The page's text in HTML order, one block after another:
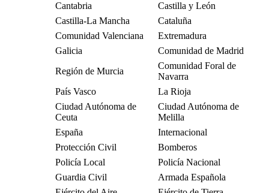
Cantabria
Castilla y León
Castilla-La Mancha
Cataluña
Comunidad Valenciana
Extremadura
Galicia
Comunidad de Madrid
Región de Murcia
Comunidad Foral de
Navarra
País Vasco
La Rioja
Ciudad Autónoma de
Ceuta
Ciudad Autónoma de
Melilla
España
Internacional
Protección Civil
Bomberos
Policía Local
Policía Nacional
Guardia Civil
Armada Española